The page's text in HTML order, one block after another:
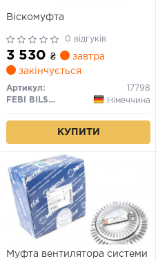
Віскомуфта
0 відгуків
3 530 ₴
завтра
закінчується
Артикул:
17798
FEBI BILSTEIN
Німеччина
КУПИТИ
Муфта вентилятора системи